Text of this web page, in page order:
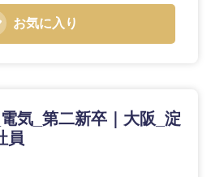
東京都
お気に入り
気_第二新卒｜大阪_淀
員